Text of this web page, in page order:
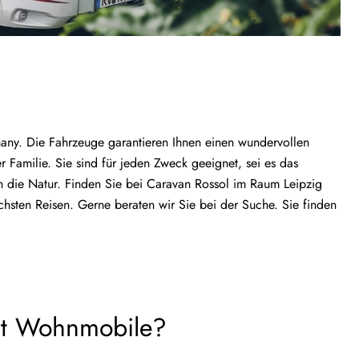
Die Fahrzeuge garantieren Ihnen einen wundervollen
Sie sind für jeden Zweck geeignet, sei es das
Natur. Finden Sie bei Caravan Rossol im Raum Leipzig
Reisen. Gerne beraten wir Sie bei der Suche. Sie finden
Wohnmobile?